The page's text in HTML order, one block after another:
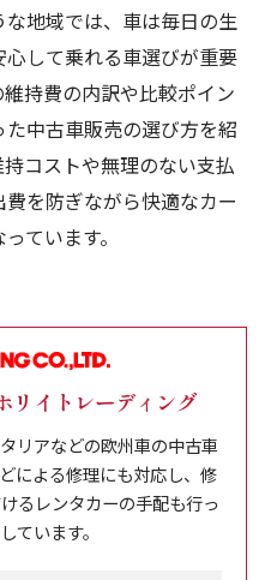
地域では、車は毎日の生
して乗れる車選びが重要
持費の内訳や比較ポイン
中古車販売の選び方を紹
コストや無理のない支払
を防ぎながら快適なカー
ています。
リイトレーディング
リアなどの欧州車の中古車
による修理にも対応し、修
るレンタカーの手配も行っ
ています。